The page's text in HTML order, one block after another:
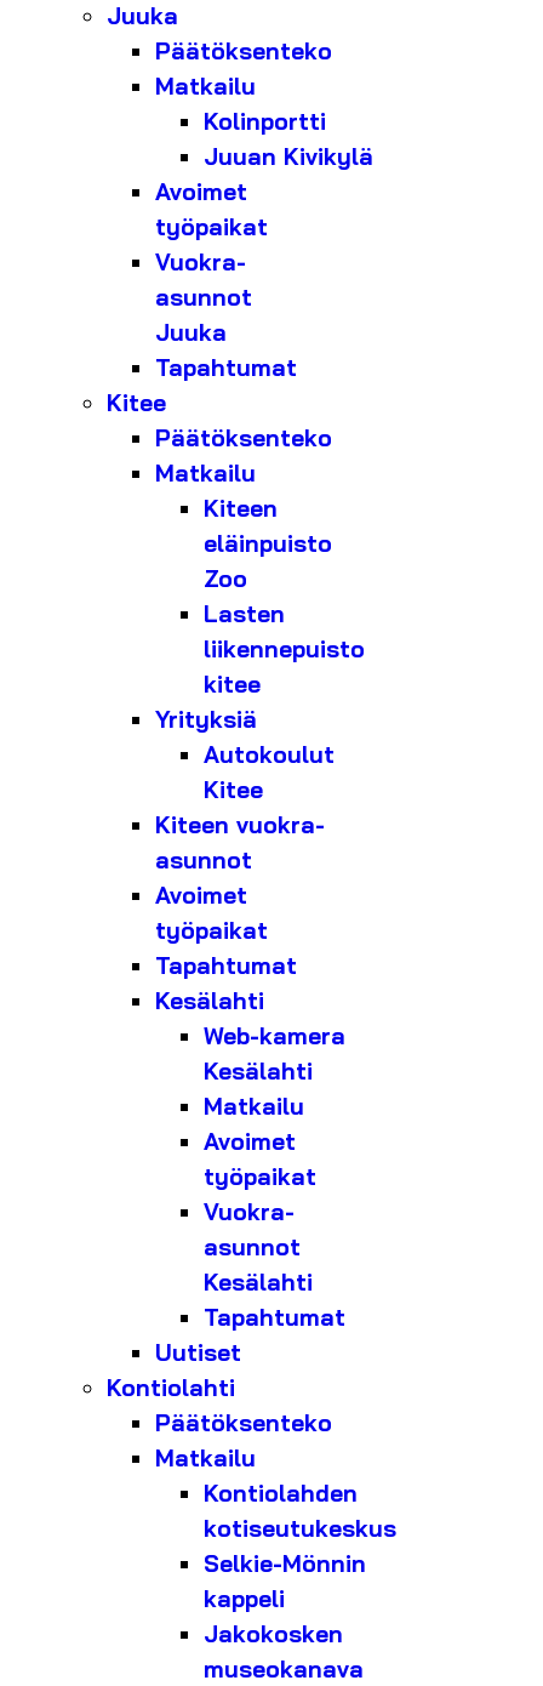
Juuka
Päätöksenteko
Matkailu
Kolinportti
Juuan Kivikylä
Avoimet
työpaikat
Vuokra-
asunnot
Juuka
Tapahtumat
Kitee
Päätöksenteko
Matkailu
Kiteen
eläinpuisto
Zoo
Lasten
liikennepuisto
kitee
Yrityksiä
Autokoulut
Kitee
Kiteen vuokra-
asunnot
Avoimet
työpaikat
Tapahtumat
Kesälahti
Web-kamera
Kesälahti
Matkailu
Avoimet
työpaikat
Vuokra-
asunnot
Kesälahti
Tapahtumat
Uutiset
Kontiolahti
Päätöksenteko
Matkailu
Kontiolahden
kotiseutukeskus
Selkie-Mönnin
kappeli
Jakokosken
museokanava